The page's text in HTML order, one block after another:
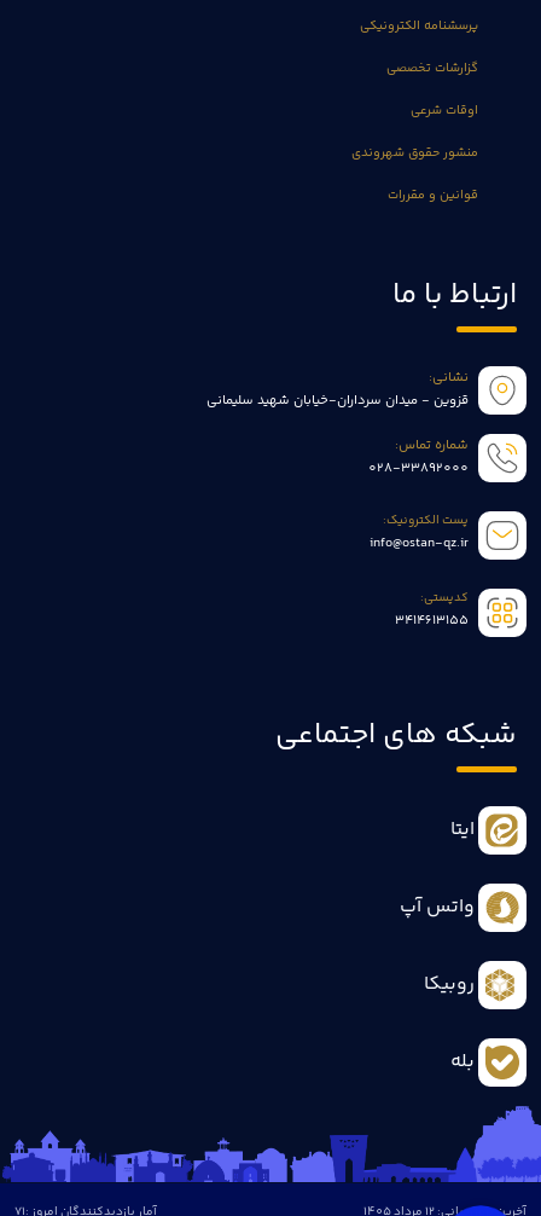
پرسشنامه الکترونیکی
گزارشات تخصصی
اوقات شرعی
منشور حقوق شهروندی
قوانین و مقررات
ارتباط با ما
نشانی:
قزوین - میدان سرداران-خیابان شهید سلیمانی
شماره تماس:
028-33892000
پست الکترونیک:
info@ostan-qz.ir
کدپستی:
3414613155
شبکه های اجتماعی
ایتا
واتس آپ
روبیکا
بله